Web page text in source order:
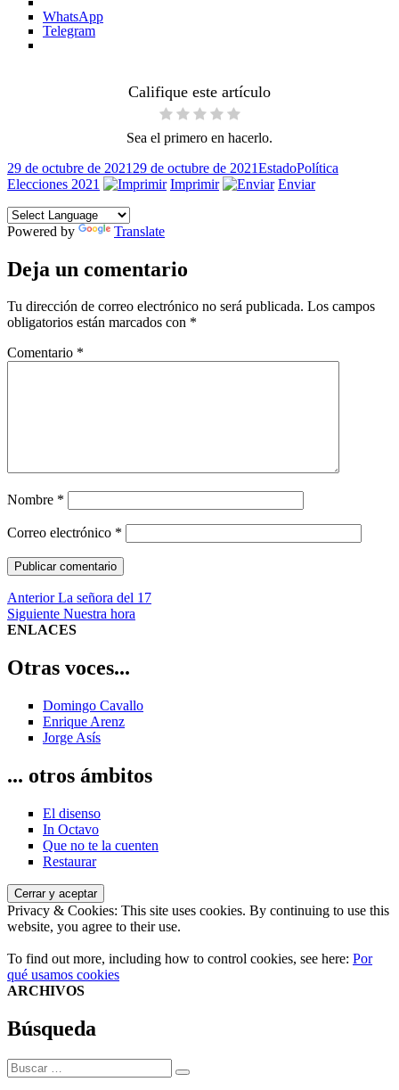
WhatsApp
Telegram
Califique este artículo
Sea el primero en hacerlo.
Publicado
el
29 de octubre de 2021 29 de octubre de 2021Formato
EstadoCategorías
Política
Elecciones 2021
Imprimir Enviar
Powered by Translate
Deja un comentario
Tu dirección de correo electrónico no será publicada. Los campos
obligatorios están marcados con *
Comentario *
Nombre *
Correo electrónico *
Navegación
de
Anterior Entrada
anterior:
La señora del 17
Siguiente Entrada
siguiente:
Nuestra hora
ENLACES
Otras voces...
Domingo Cavallo
Enrique Arenz
Jorge Asís
... otros ámbitos
El disenso
In Octavo
Que no te la cuenten
Restaurar
Privacy & Cookies: This site uses cookies. By continuing to use this
website, you agree to their use.
To find out more, including how to control cookies, see here: Por
qué usamos cookies
ARCHIVOS
Búsqueda
Buscar
por:
Buscar